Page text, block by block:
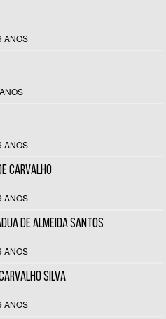
ANOS
ANOS
CARVALHO
ANOS
DE ALMEIDA SANTOS
ANOS
SILVA
ANOS